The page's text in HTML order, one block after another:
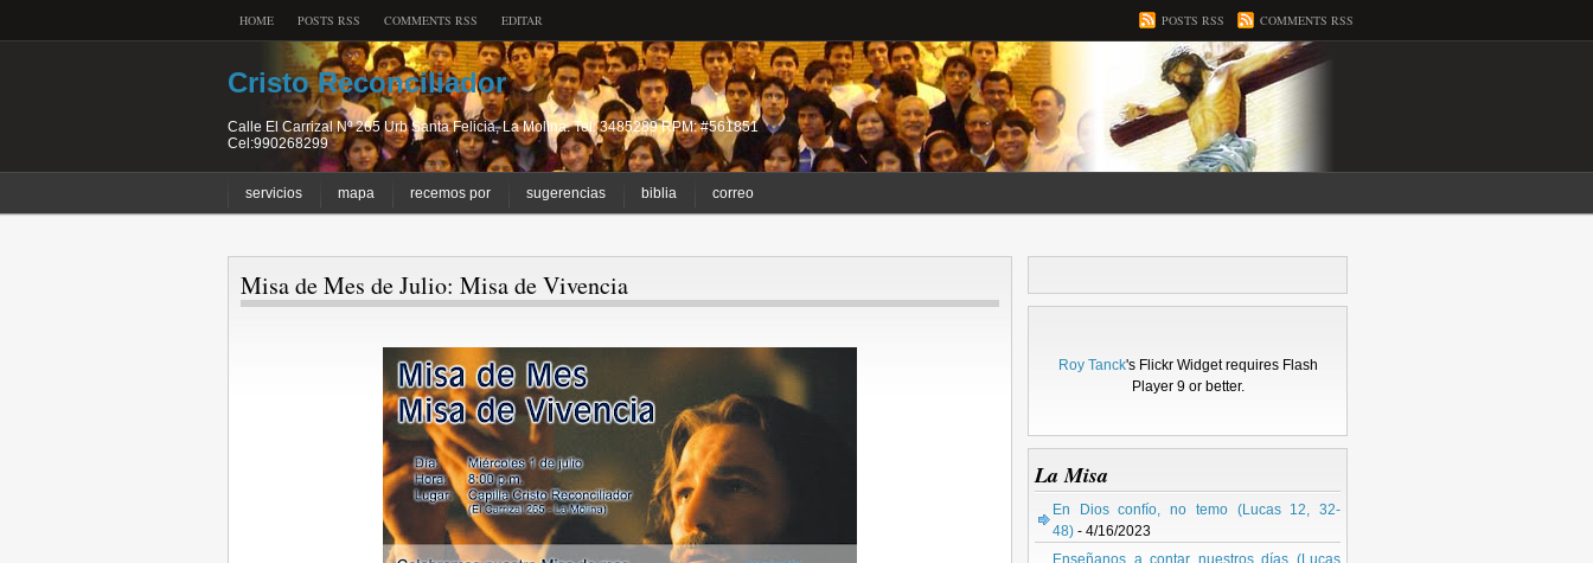
HOME POSTS RSS COMMENTS RSS EDITAR POSTS RSS COMMENTS RSS
Cristo Reconciliador
Calle El Carrizal Nº 265 Urb Santa Felicia, La Molina. Tel: 3485289 RPM: #561851
Cel:990268299
servicios mapa recemos por sugerencias biblia correo
Misa de Mes de Julio: Misa de Vivencia
Roy Tanck's Flickr Widget requires Flash
Player 9 or better.
La Misa
En Dios confío, no temo (Lucas 12, 32-
48) - 4/16/2023
Enseñanos a contar nuestros días (Lucas